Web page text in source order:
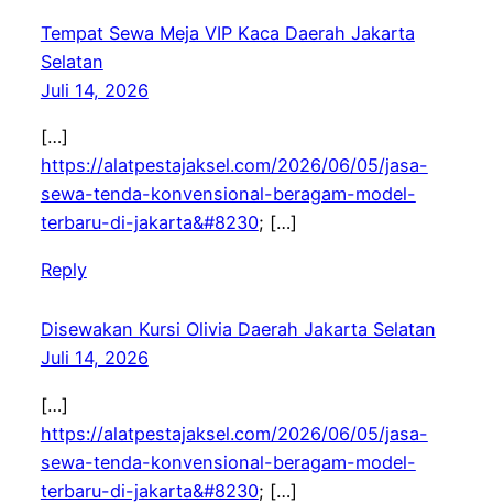
Tempat Sewa Meja VIP Kaca Daerah Jakarta
Selatan
Juli 14, 2026
[…]
https://alatpestajaksel.com/2026/06/05/jasa-
sewa-tenda-konvensional-beragam-model-
terbaru-di-jakarta&#8230; […]
Reply
Disewakan Kursi Olivia Daerah Jakarta Selatan
Juli 14, 2026
[…]
https://alatpestajaksel.com/2026/06/05/jasa-
sewa-tenda-konvensional-beragam-model-
terbaru-di-jakarta&#8230; […]